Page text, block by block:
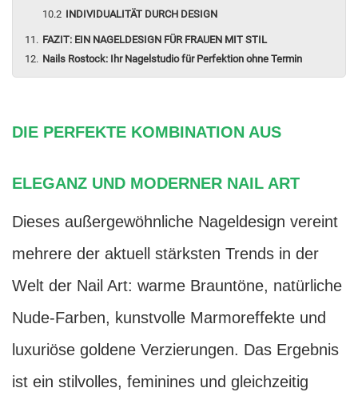
INDIVIDUALITÄT DURCH DESIGN
FAZIT: EIN NAGELDESIGN FÜR FRAUEN MIT STIL
Nails Rostock: Ihr Nagelstudio für Perfektion ohne Termin
DIE PERFEKTE KOMBINATION AUS
ELEGANZ UND MODERNER NAIL ART
Dieses außergewöhnliche Nageldesign vereint
mehrere der aktuell stärksten Trends in der
Welt der Nail Art: warme Brauntöne, natürliche
Nude-Farben, kunstvolle Marmoreffekte und
luxuriöse goldene Verzierungen. Das Ergebnis
ist ein stilvolles, feminines und gleichzeitig